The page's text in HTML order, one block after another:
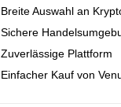
Breite Auswahl an
Sichere
Zuverlässige Plattform
Einfacher Kauf von